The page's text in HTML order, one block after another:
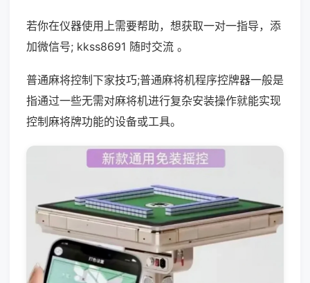
若你在仪器使用上需要帮助，想获取一对一指导，添
加微信号; kkss8691 随时交流 。
普通麻将控制下家技巧;普通麻将机程序控牌器一般是
指通过一些无需对麻将机进行复杂安装操作就能实现
控制麻将牌功能的设备或工具。